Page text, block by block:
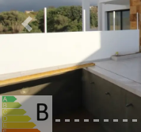
Condições
Testemunhos
Assessoria
Jurídica
Previous